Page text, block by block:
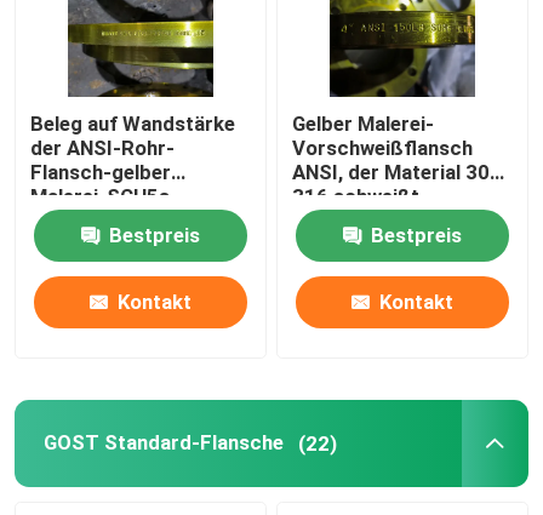
Flansch BS 4504
Flansch en 1092
Flansch JIS B2220
Kohlenstoffstahl-Fitting
Rohrverschraubungen aus Edelstahl
Beleg auf Wandstärke
der ANSI-Rohr-
Flansch-gelber
Malerei-SCH5s-
SCH160
Bestpreis
Kontakt
Gelber Malerei-
Vorschweißflansch
ANSI, der Material 304
316 schweißt
Bestpreis
Kontakt
GOST Standard-Flansche (22)